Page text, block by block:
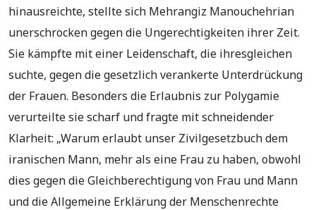
hinausreichte, stellte sich Mehrangiz Manouchehrian
unerschrocken gegen die Ungerechtigkeiten ihrer Zeit.
Sie kämpfte mit einer Leidenschaft, die ihresgleichen
suchte, gegen die gesetzlich verankerte Unterdrückung
der Frauen. Besonders die Erlaubnis zur Polygamie
verurteilte sie scharf und fragte mit schneidender
Klarheit: „Warum erlaubt unser Zivilgesetzbuch dem
iranischen Mann, mehr als eine Frau zu haben, obwohl
dies gegen die Gleichberechtigung von Frau und Mann
und die Allgemeine Erklärung der Menschenrechte